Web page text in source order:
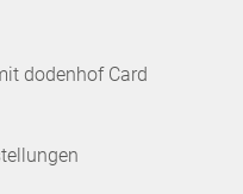
dodenhof Card